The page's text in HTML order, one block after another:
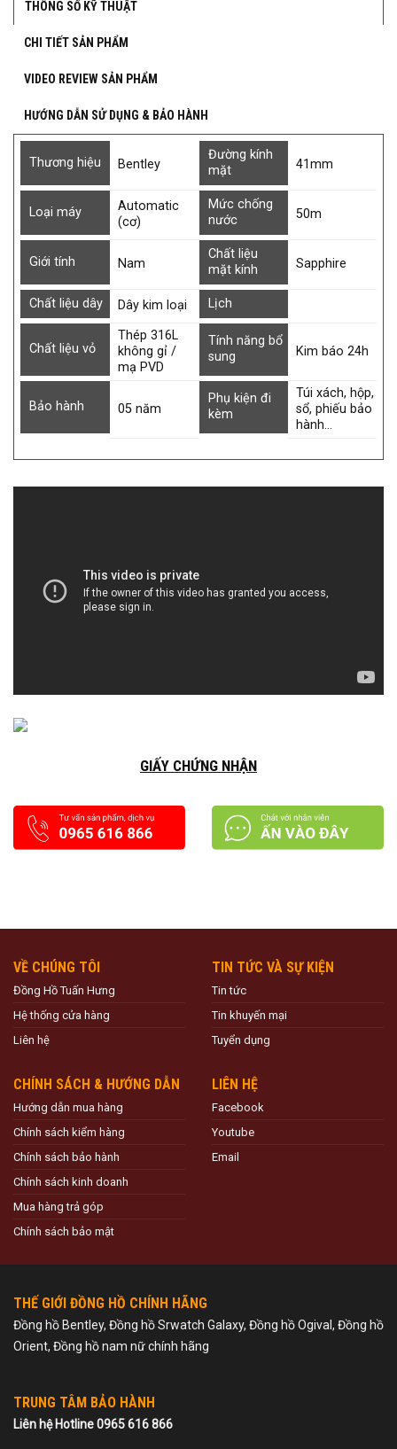
THÔNG SỐ KỸ THUẬT
CHI TIẾT SẢN PHẨM
VIDEO REVIEW SẢN PHẨM
HƯỚNG DẪN SỬ DỤNG & BẢO HÀNH
Thương hiệu Bentley
Đường kính
mặt
41mm
Loại máy
Automatic
(cơ)
Mức chống
nước
50m
Giới tính Nam
Chất liệu
mặt kính
Sapphire
Chất liệu dây Dây kim loại Lịch
Chất liệu vỏ
Thép 316L
không gỉ /
mạ PVD
Tính năng bổ
sung
Kim báo 24h
Bảo hành 05 năm
Phụ kiện đi
kèm
Túi xách, hộp,
sổ, phiếu bảo
hành…
GIẤY CHỨNG NHẬN
VỀ CHÚNG TÔI
Đồng Hồ Tuấn Hưng
Hệ thống cửa hàng
Liên hệ
TIN TỨC VÀ SỰ KIỆN
Tin tức
Tin khuyến mại
Tuyển dụng
CHÍNH SÁCH & HƯỚNG DẪN
Hướng dẫn mua hàng
Chính sách kiểm hàng
Chính sách bảo hành
Chính sách kinh doanh
Mua hàng trả góp
Chính sách bảo mật
LIÊN HỆ
Facebook
Youtube
Email
THẾ GIỚI ĐỒNG HỒ CHÍNH HÃNG
Đồng hồ Bentley, Đồng hồ Srwatch Galaxy, Đồng hồ Ogival, Đồng hồ
Orient, Đồng hồ nam nữ chính hãng
TRUNG TÂM BẢO HÀNH
Liên hệ Hotline 0965 616 866